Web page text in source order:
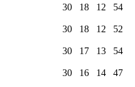
30 18 12 54
30 18 12 52
30 17 13 54
30 16 14 47